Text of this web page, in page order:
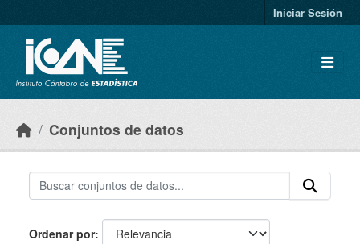
Iniciar Sesión
Conjuntos de datos
Ordenar por